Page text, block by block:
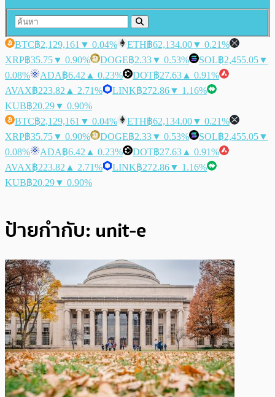
BTC฿2,129,161 ▼ 0.04% ETH฿62,134.00▼ 0.21%
XRP฿35.75▼ 0.90% DOGE฿2.33▼ 0.53% SOL฿2,455.05▼
0.08%
ADA฿6.42 ▲ 0.23% DOT฿27.63 ▲ 0.91%
AVAX฿223.82 ▲ 2.71% LINK฿272.86▼ 1.16%
KUB฿20.29▼ 0.90%
BTC฿2,129,161 ▼ 0.04% ETH฿62,134.00▼ 0.21%
XRP฿35.75▼ 0.90% DOGE฿2.33▼ 0.53% SOL฿2,455.05▼
0.08%
ADA฿6.42 ▲ 0.23% DOT฿27.63 ▲ 0.91%
AVAX฿223.82 ▲ 2.71% LINK฿272.86▼ 1.16%
KUB฿20.29▼ 0.90%
ป้ายกำกับ: unit-e